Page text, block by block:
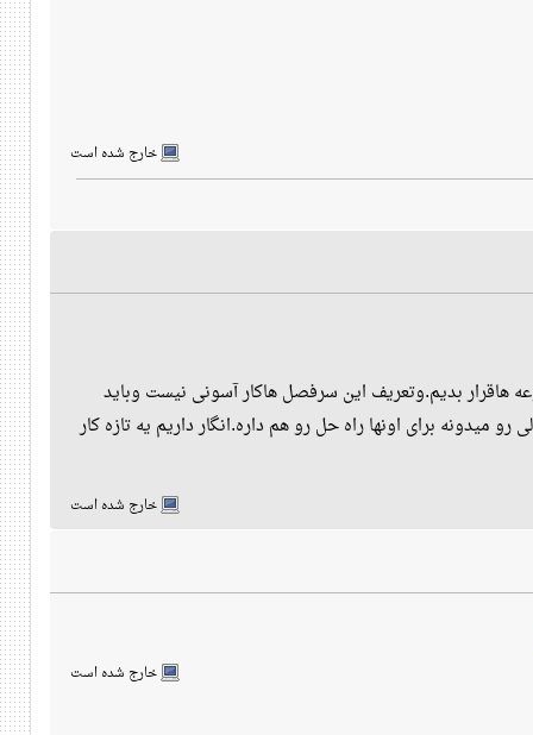
خارج شده است
بدیم.وتعریف این سرفصل هاکار آسونی نیست وباید
برای اونها راه حل رو هم داره.انگار داریم یه تازه کار
خارج شده است
خارج شده است